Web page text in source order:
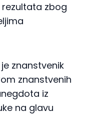
zbog
znanstvenik
znanstvenih
iz
na glavu